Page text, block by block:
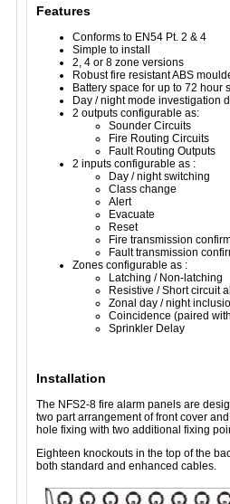
Features
Conforms to EN54 Pt. 2 & 4
Simple to install
2, 4 or 8 zone versions
Robust fire resistant ABS
Battery space for up to 72 hour
Day / night mode investigation
2 outputs configurable as:
Sounder Circuits
Fire Routing Circuits
Fault Routing Outputs
2 inputs configurable as :
Day / night switching
Class change
Alert
Evacuate
Reset
Fire transmission
Fault transmission
Zones configurable as :
Latching / Non-latching
Resistive / Short circuit
Zonal day / night
Coincidence (paired
Sprinkler Delay
Installation
The NFS2-8 fire alarm panels are
two part arrangement of front cover
hole fixing with two additional fixing
Eighteen knockouts in the top of the
both standard and enhanced cables.